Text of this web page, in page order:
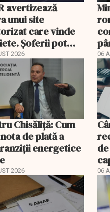
avertizează
unui site
care vinde
Șoferii pot
cu 186% mai mult
2026 06
Chisăliță: Cum
de plată a
energetice
2026 06